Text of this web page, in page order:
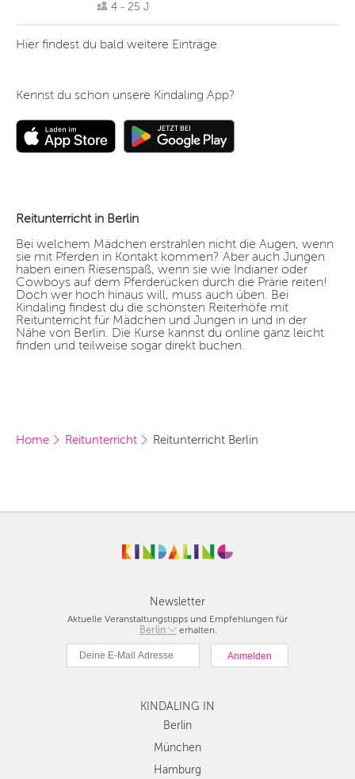
4 - 25 J
Hier findest du bald weitere Einträge.
Kennst du schon unsere Kindaling App?
Reitunterricht in Berlin
Bei welchem Mädchen erstrahlen nicht die Augen, wenn
sie mit Pferden in Kontakt kommen? Aber auch Jungen
haben einen Riesenspaß, wenn sie wie Indianer oder
Cowboys auf dem Pferderücken durch die Prärie reiten!
Doch wer hoch hinaus will, muss auch üben. Bei
Kindaling findest du die schönsten Reiterhöfe mit
Reitunterricht für Mädchen und Jungen in und in der
Nähe von Berlin. Die Kurse kannst du online ganz leicht
finden und teilweise sogar direkt buchen.
Home Reitunterricht Reitunterricht Berlin
Newsletter
Aktuelle Veranstaltungstipps und Empfehlungen für
Berlin
Berlin
Hamburg
Köln
erhalten.
KINDALING IN
Berlin
München
Hamburg